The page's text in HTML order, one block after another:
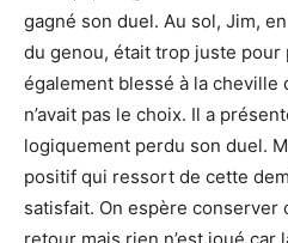
gagné son duel. Au sol, Jim,
du genou, était trop juste pour
également blessé à la cheville
n’avait pas le choix. Il a
logiquement perdu son duel.
positif qui ressort de cette
satisfait. On espère conserver